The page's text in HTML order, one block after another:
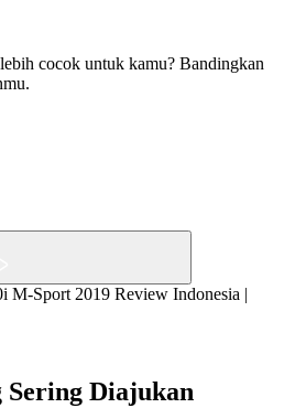
cocok untuk kamu? Bandingkan
M-Sport 2019 Review Indonesia |
Sering Diajukan